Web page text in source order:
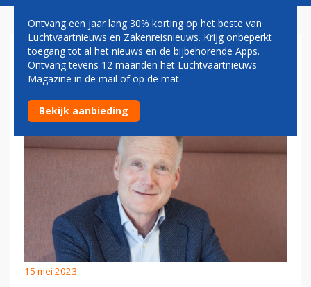
FRANK OOSTDAM:
STOELENDANS
15 mei 2023
Ontvang een jaar lang 30% korting op het beste van
Luchtvaartnieuws en Zakenreisnieuws. Krijg onbeperkt
toegang tot al het nieuws en de bijbehorende Apps.
Ontvang tevens 12 maanden het Luchtvaartnieuws
Magazine in de mail of op de mat.
Bekijk aanbieding